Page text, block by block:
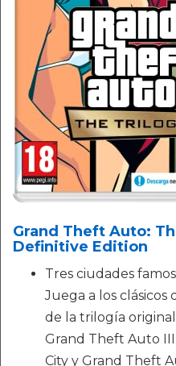
Grand Theft Auto:
Definitive Edition
Tres ciudades
Juega a los
de la trilogía
Grand Theft Auto
City y Grand Theft